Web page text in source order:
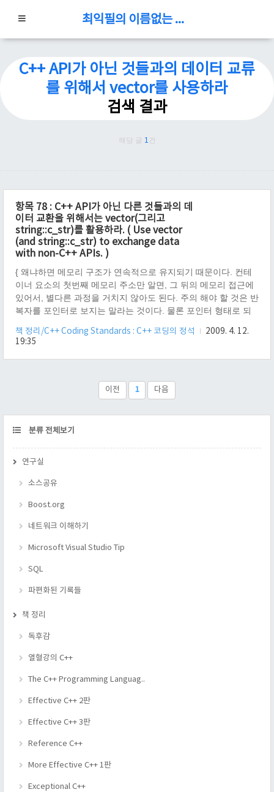
최익필의 이름없는 블로그
C++ API가 아닌 것들과의 데이터 교류
를 위해서 vector를 사용하라
검색 결과
해당 글 1 건
항목 78 : C++ API가 아닌 다른 것들과의 데
이터 교환을 위해서는 vector(그리고
string::c_str)를 활용하라. ( Use vector
(and string::c_str) to exchange data
with non-C++ APIs. )
{ 왜냐하면 메모리 구조가 연속적으로 유지되기 때문이다. 컨테
이너 요소의 첫번째 메모리 주소만 알면, 그 뒤의 메모리 접근에
있어서, 별다른 과정을 거치지 않아도 된다. 주의 해야 할 것은 반
복자를 포인터로 보지는 말라는 것이다. 물론 포인터 형태로 되
고 책에 적혀있네 }
책 정리/C++ Coding Standards : C++ 코딩의 정석
2009. 4. 12.
19:35
이전 1 다음
CATEGORY
분류 전체보기
연구실
소스공유
Boost.org
네트워크 이해하기
Microsoft Visual Studio Tip
SQL
파편화된 기록들
책 정리
독후감
열혈강의 C++
The C++ Programming Languag..
Effective C++ 2판
Effective C++ 3판
Reference C++
More Effective C++ 1판
Exceptional C++